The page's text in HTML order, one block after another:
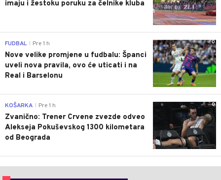
imaju i žestoku poruku za čelnike kluba
0
FUDBAL Pre 1 h
Nove velike promjene u fudbalu: Španci
uveli nova pravila, ovo će uticati i na
Real i Barselonu
0
KOŠARKA Pre 1 h
Zvanično: Trener Crvene zvezde odveo
Alekseja Pokuševskog 1300 kilometara
od Beograda